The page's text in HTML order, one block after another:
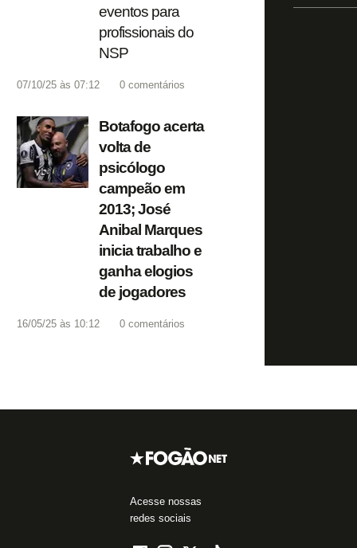
eventos para
profissionais do
NSP
07/10/25 às 07:12 0 comentários
Botafogo acerta
volta de
psicólogo
campeão em
2013; José
Anibal Marques
inicia trabalho e
ganha elogios
de jogadores
16/05/25 às 10:12 0 comentários
Acesse nossas
redes sociais